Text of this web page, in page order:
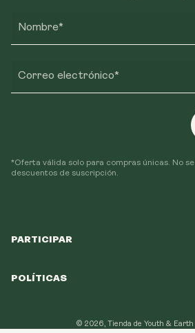
PARTICIPAR
Programa de Lealtad
POLÍTICAS
Nombre*
Correo electrónico*
*Oferta válida solo para compras únicas. No
descuentos de suscripción.
© 2026, Tienda de Youth & Earth